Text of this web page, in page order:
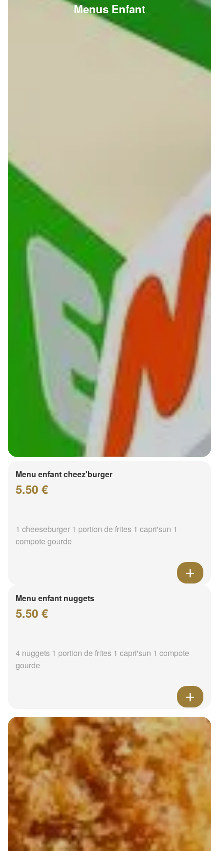
Menus Enfant
Menu enfant cheez'burger
5.50 €
1 cheeseburger 1 portion de frites 1 capri'sun 1
compote gourde
Menu enfant nuggets
5.50 €
4 nuggets 1 portion de frites 1 capri'sun 1 compote
gourde